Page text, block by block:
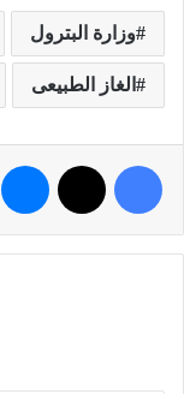
وزارة البترول
الغاز الطبيعى